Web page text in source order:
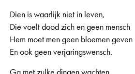
Dien is waarlijk niet in leven,
Die voelt dood zich en geen mensch
Hem moet men geen bloemen geven
En ook geen verjaringswensch.